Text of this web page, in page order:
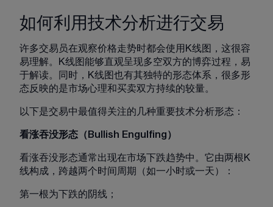
如何利用技术分析进行交易
许多交易员在观察价格走势时都会使用K线图，这很容
易理解。K线图能够直观呈现多空双方的博弈过程，易
于解读。同时，K线图也有其独特的形态体系，很多形
态反映的是市场心理和买卖双方持续的较量。
以下是交易中最值得关注的几种重要技术分析形态：
看涨吞没形态（Bullish Engulfing）
看涨吞没形态通常出现在市场下跌趋势中。它由两根K
线构成，跨越两个时间周期（如一小时或一天）：
第一根为下跌的阴线；